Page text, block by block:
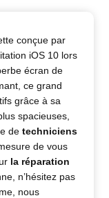
conçue par
iOS 10 lors
écran de
ce grand
grâce à sa
spacieuses,
detechniciens
de vous
la réparation
n’hésitez pas
nous